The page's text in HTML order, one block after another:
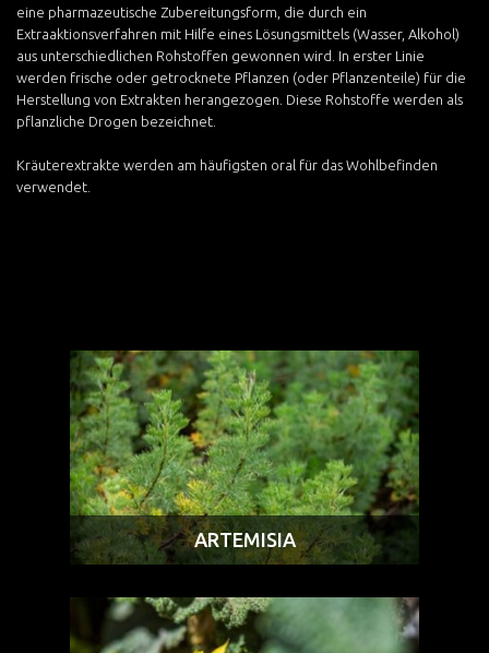
eine pharmazeutische Zubereitungsform, die durch ein
Extraaktionsverfahren mit Hilfe eines Lösungsmittels (Wasser, Alkohol)
aus unterschiedlichen Rohstoffen gewonnen wird. In erster Linie
werden frische oder getrocknete Pflanzen (oder Pflanzenteile) für die
Herstellung von Extrakten herangezogen. Diese Rohstoffe werden als
pflanzliche Drogen bezeichnet.
Kräuterextrakte werden am häufigsten oral für das Wohlbefinden
verwendet.
ARTEMISIA